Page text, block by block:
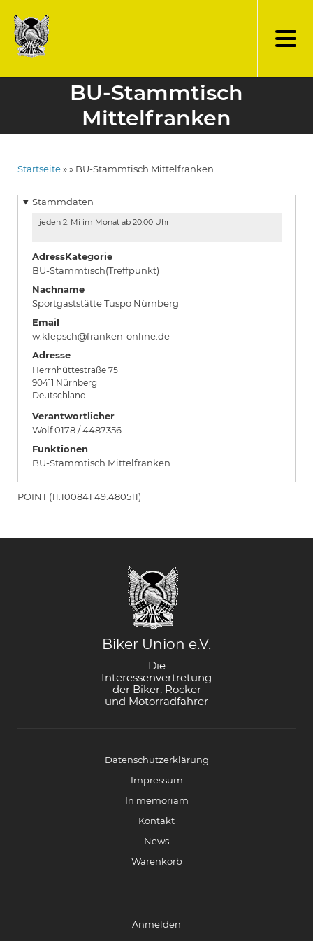
zum
Inhalt
BU-Stammtisch
Mittelfranken
Startseite BU-Stammtisch Mittelfranken
Stammdaten
jeden 2. Mi im Monat ab 20:00 Uhr
AdressKategorie
BU-Stammtisch(Treffpunkt)
Nachname
Sportgaststätte Tuspo Nürnberg
Email
w.klepsch@franken-online.de
Adresse
Herrnhüttestraße 75
90411 Nürnberg
Deutschland
Verantwortlicher
Wolf 0178 / 4487356
Funktionen
BU-Stammtisch Mittelfranken
POINT (11.100841 49.480511)
Biker Union e.V.
Die
Interessenvertretung
der Biker, Rocker
und Motorradfahrer
Datenschutzerklärung
Impressum
In memoriam
Kontakt
News
Warenkorb
Anmelden